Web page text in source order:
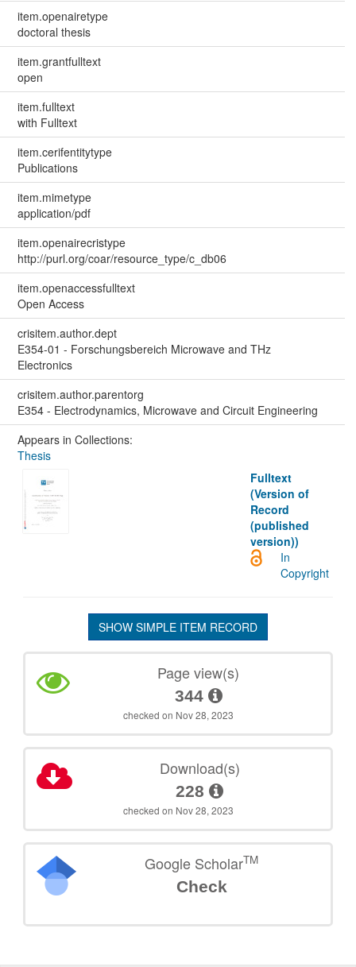
item.openairetype
doctoral thesis
item.grantfulltext
open
item.fulltext
with Fulltext
item.cerifentitytype
Publications
item.mimetype
application/pdf
item.openairecristype
http://purl.org/coar/resource_type/c_db06
item.openaccessfulltext
Open Access
crisitem.author.dept
E354-01 - Forschungsbereich Microwave and THz
Electronics
crisitem.author.parentorg
E354 - Electrodynamics, Microwave and Circuit Engineering
Appears in Collections:
Thesis
Fulltext
(Version of
Record
(published
version))
In
Copyright
SHOW SIMPLE ITEM RECORD
Page view(s)
344
checked on Nov 28, 2023
Download(s)
228
checked on Nov 28, 2023
Google ScholarTM
Check